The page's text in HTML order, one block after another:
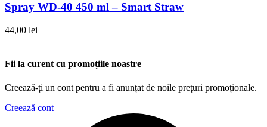
Spray WD-40 450 ml – Smart Straw
44,00 lei
Fii la curent cu promoțiile noastre
Creează-ți un cont pentru a fi anunțat de noile prețuri promoționale.
Creează cont